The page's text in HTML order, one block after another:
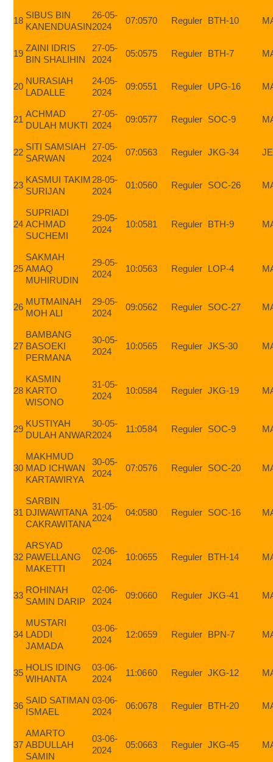
18
SIBUS BIN
KANENDUASIN
26-05-
2024
07:0570 Reguler BTH-10
19
ZAINI IDRIS
BIN SHALIHIN
27-05-
2024
05:0575 Reguler BTH-7
20
NURASIAH
LADALLE
24-05-
2024
09:0551 Reguler UPG-16
21
ACHMAD
DULAH MUKTI
27-05-
2024
09:0577 Reguler SOC-9
22
SITI SAMSIAH
SARWAN
27-05-
2024
07:0563 Reguler JKG-34
23
KASMUI TAKIM
SURIJAN
28-05-
2024
01:0560 Reguler SOC-26
24
SUPRIADI
ACHMAD
SUCHEMI
29-05-
2024
10:0581 Reguler BTH-9
25
SAKMAH
AMAQ
MUHIRUDIN
29-05-
2024
10:0563 Reguler LOP-4
26
MUTMAINAH
MOH ALI
29-05-
2024
09:0562 Reguler SOC-27
27
BAMBANG
BASOEKI
PERMANA
30-05-
2024
10:0565 Reguler JKS-30
28
KASMIN
KARTO
WISONO
31-05-
2024
10:0584 Reguler JKG-19
29
KUSTIYAH
DULAH ANWAR
30-05-
2024
11:0584 Reguler SOC-9
30
MAKHMUD
MAD ICHWAN
KARTAWIRYA
30-05-
2024
07:0576 Reguler SOC-20
31
SARBIN
DJIWAWITANA
CAKRAWITANA
31-05-
2024
04:0580 Reguler SOC-16
32
ARSYAD
PAWELLANG
MAKETTI
02-06-
2024
10:0655 Reguler BTH-14
33
ROHINAH
SAMIN DARIP
02-06-
2024
09:0660 Reguler JKG-41
34
MUSTARI
LADDI
JAMADA
03-06-
2024
12:0659 Reguler BPN-7
35
HOLIS IDING
WIHANTA
03-06-
2024
11:0660 Reguler JKG-12
36
SAID SATIMAN
ISMAEL
03-06-
2024
06:0678 Reguler BTH-20
37
AMARTO
ABDULLAH
SAMIN
03-06-
2024
05:0663 Reguler JKG-45